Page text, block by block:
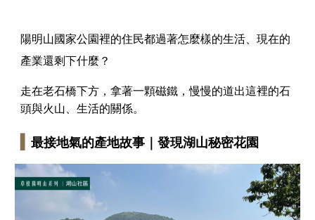
陽明山國家公園裡的住民都過著怎麼樣的生活、現在的
產業還剩下什麼？
走在老石橋下方，拿著一顆磁鐵，慢慢的道出這裡的石
頭與火山、生活的關係。
▍最接地氣的產地故事｜發現湖山秘密花園